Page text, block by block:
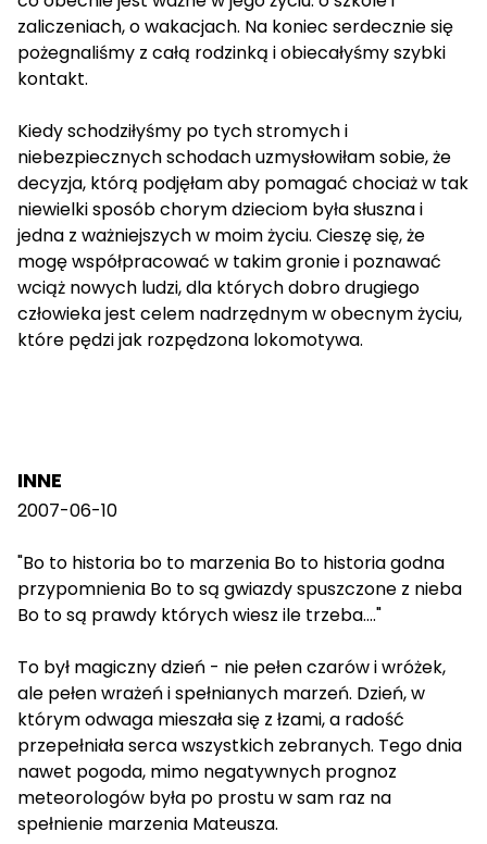
zaliczeniach, o wakacjach. Na koniec serdecznie się
pożegnaliśmy z całą rodzinką i obiecałyśmy szybki
kontakt.
Kiedy schodziłyśmy po tych stromych i
niebezpiecznych schodach uzmysłowiłam sobie, że
decyzja, którą podjęłam aby pomagać chociaż w tak
niewielki sposób chorym dzieciom była słuszna i
jedna z ważniejszych w moim życiu. Cieszę się, że
mogę współpracować w takim gronie i poznawać
wciąż nowych ludzi, dla których dobro drugiego
człowieka jest celem nadrzędnym w obecnym życiu,
które pędzi jak rozpędzona lokomotywa.
INNE
2007-06-10
"Bo to historia bo to marzenia Bo to historia godna
przypomnienia Bo to są gwiazdy spuszczone z nieba
Bo to są prawdy których wiesz ile trzeba...."
To był magiczny dzień - nie pełen czarów i wróżek,
ale pełen wrażeń i spełnianych marzeń. Dzień, w
którym odwaga mieszała się z łzami, a radość
przepełniała serca wszystkich zebranych. Tego dnia
nawet pogoda, mimo negatywnych prognoz
meteorologów była po prostu w sam raz na
spełnienie marzenia Mateusza.